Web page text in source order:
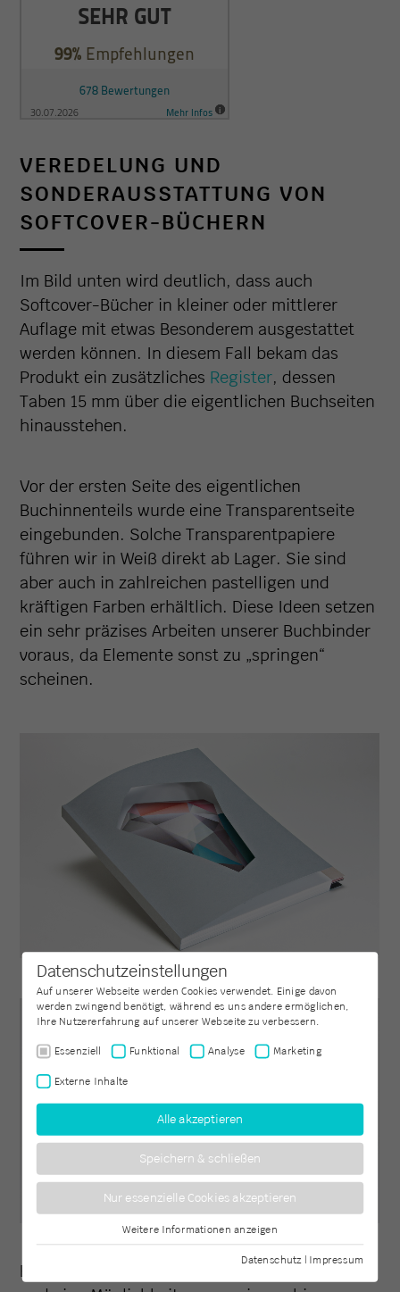
VEREDELUNG UND
SONDERAUSSTATTUNG VON
SOFTCOVER-BÜCHERN
Im Bild unten wird deutlich, dass auch
Softcover-Bücher in kleiner oder mittlerer
Auflage mit etwas Besonderem ausgestattet
werden können. In diesem Fall bekam das
Produkt ein zusätzliches Register, dessen
Taben 15 mm über die eigentlichen Buchseiten
hinausstehen.
Vor der ersten Seite des eigentlichen
Buchinnenteils wurde eine Transparentseite
eingebunden. Solche Transparentpapiere
führen wir in Weiß direkt ab Lager. Sie sind
aber auch in zahlreichen pastelligen und
kräftigen Farben erhältlich. Diese Ideen setzen
ein sehr präzises Arbeiten unserer Buchbinder
voraus, da Elemente sonst zu „springen“
scheinen.
Beide Bilder unten zeigen das gleiche Ergebnis
Datenschutzeinstellungen
Auf unserer Webseite werden Cookies verwendet. Einige davon
werden zwingend benötigt, während es uns andere ermöglichen,
Ihre Nutzererfahrung auf unserer Webseite zu verbessern.
Essenziell Funktional Analyse Marketing
Externe Inhalte
Alle akzeptieren
Speichern & schließen
Nur essenzielle Cookies akzeptieren
Essenzielle Cookies werden für grundlegende Funktionen der
einwandfrei funktioniert.
Weitere Informationen anzeigen
Datenschutz | Impressum